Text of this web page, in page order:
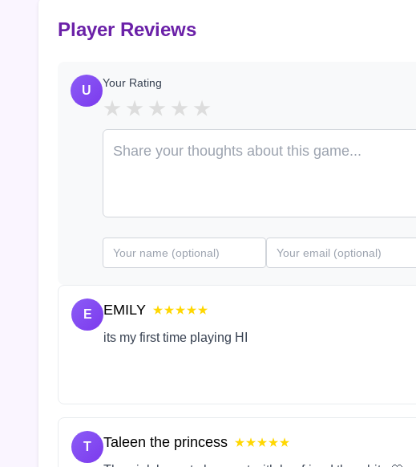
Player Reviews
U
Your Rating
★ ★ ★ ★ ★
E EMILY ★★★★★
its my first time playing HI
T Taleen the princess ★★★★★